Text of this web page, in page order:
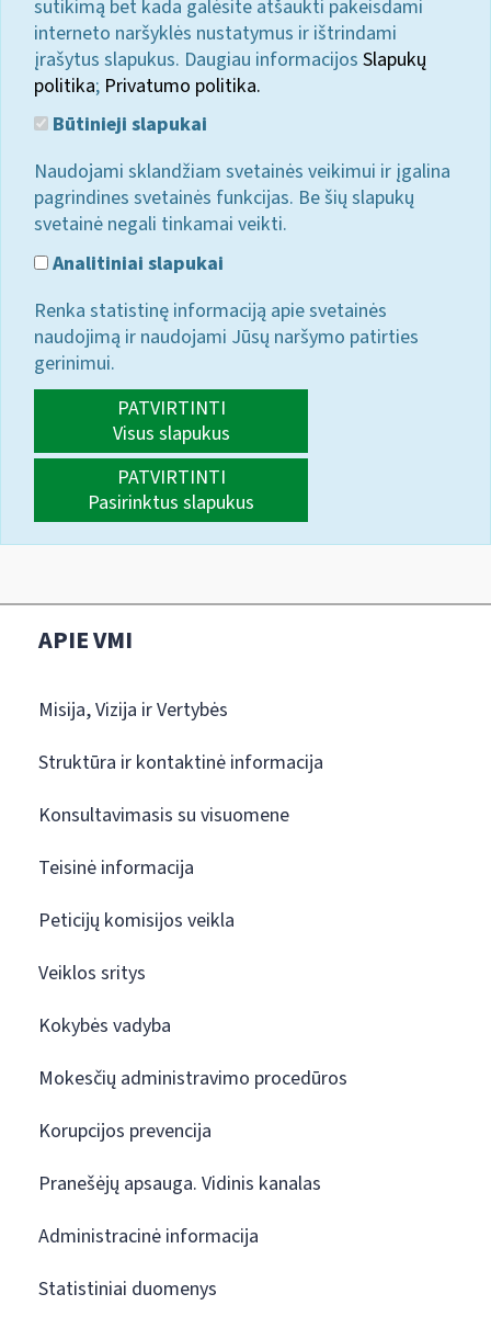
sutikimą bet kada galėsite atšaukti pakeisdami
interneto naršyklės nustatymus ir ištrindami
įrašytus slapukus. Daugiau informacijos Slapukų
politika; Privatumo politika.
Būtinieji slapukai
Naudojami sklandžiam svetainės veikimui ir įgalina
pagrindines svetainės funkcijas. Be šių slapukų
svetainė negali tinkamai veikti.
Analitiniai slapukai
Renka statistinę informaciją apie svetainės
naudojimą ir naudojami Jūsų naršymo patirties
gerinimui.
PATVIRTINTI
Visus slapukus
PATVIRTINTI
Pasirinktus slapukus
APIE VMI
Misija, Vizija ir Vertybės
Struktūra ir kontaktinė informacija
Konsultavimasis su visuomene
Teisinė informacija
Peticijų komisijos veikla
Veiklos sritys
Kokybės vadyba
Mokesčių administravimo procedūros
Korupcijos prevencija
Pranešėjų apsauga. Vidinis kanalas
Administracinė informacija
Statistiniai duomenys